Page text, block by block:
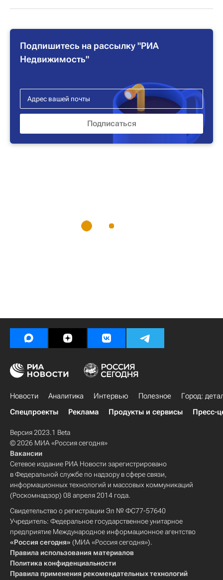
Подпишитесь на рассылку "РИА
Недвижимость"
Новости Аналитика Интервью Полезное
Город:
Спецпроекты
Реклама Продукты и сервисы Пресс-
Версия 2023.1 Beta
© 2026 МИА «Россия сегодня»
Вакансии
Сетевое издание РИА Новости зарегистрировано
в Федеральной службе по надзору в сфере связи,
информационных технологий и массовых коммуникаций
(Роскомнадзор) 08 апреля 2014 года.
Свидетельство о регистрации Эл № ФС77-57640
Учредитель: Федеральное государственное унитарное
предприятие Международное информационное агентство
«Россия сегодня» (МИА «Россия сегодня»).
Правила использования материалов
Политика конфиденциальности
Правила применения рекомендательных технологий